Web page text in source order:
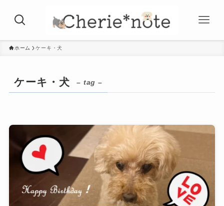
ホーム ケーキ・犬
ケーキ・犬 – tag –